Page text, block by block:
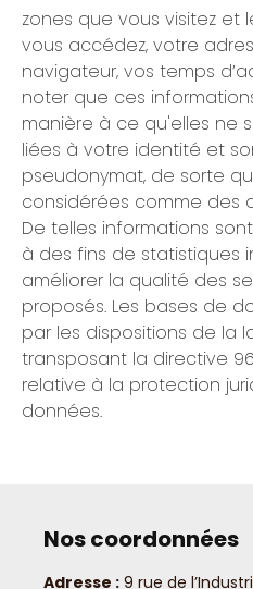
zones que vous visitez et
vous accédez, votre
navigateur, vos temps
noter que ces
manière à ce qu'elles ne
liées à votre identité et
pseudonymat, de sorte
considérées comme des
De telles informations
à des fins de statistiques
améliorer la qualité des
proposés. Les bases de
par les dispositions de la
transposant la directive
relative à la protection
données.
Nos coordonnées
Adresse : 9 rue de